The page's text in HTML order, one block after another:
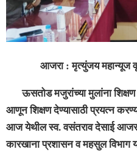
आजरा : मृत्युंजय महान्यूज
ऊसतोड मजुरांच्या मुलांना शिक्षण
आणून शिक्षण देण्यासाठी प्रयत्न
आज येथील स्व. वसंतराव देसाई आजरा
कारखाना प्रशासन व महसुल विभाग